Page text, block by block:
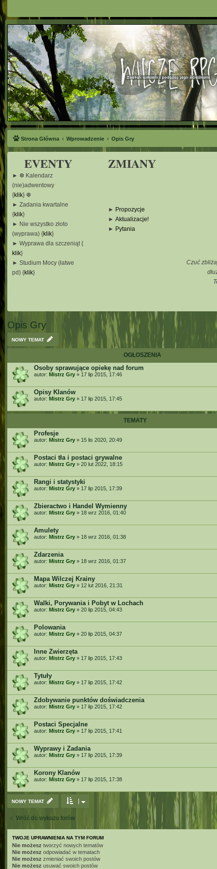
Strona Główna Wprowadzenie Opis Gry
EVENTY ZMIANY
► ❆ Kalendarz
(nie)adwentowy
{klik} ❆
► Zadania kwartalne
{klik}
► Nie wszystko złoto
(wyprawa) {klik}
► Wyprawa dla szczeniąt {
klik}
► Studium Mocy (łatwe
pd) {klik}
► Propozycje
► Aktualizacje!
► Pytania
Czuć
Opis Gry
NOWY TEMAT
OGŁOSZENIA
Osoby sprawujące opiekę nad forum
autor: Mistrz Gry » 17 lip 2015, 17:46
Opisy Klanów
autor: Mistrz Gry » 17 lip 2015, 17:45
TEMATY
Profesje
autor: Mistrz Gry » 15 lis 2020, 20:49
Postaci tła i postaci grywalne
autor: Mistrz Gry » 20 lut 2022, 18:15
Rangi i statystyki
autor: Mistrz Gry » 17 lip 2015, 17:39
Zbieractwo i Handel Wymienny
autor: Mistrz Gry » 18 wrz 2016, 01:40
Amulety
autor: Mistrz Gry » 18 wrz 2016, 01:38
Zdarzenia
autor: Mistrz Gry » 18 wrz 2016, 01:37
Mapa Wilczej Krainy
autor: Mistrz Gry » 12 lut 2016, 21:31
Walki, Porywania i Pobyt w Lochach
autor: Mistrz Gry » 20 lip 2015, 04:43
Polowania
autor: Mistrz Gry » 20 lip 2015, 04:37
Inne Zwierzęta
autor: Mistrz Gry » 17 lip 2015, 17:43
Tytuły
autor: Mistrz Gry » 17 lip 2015, 17:42
Zdobywanie punktów doświadczenia
autor: Mistrz Gry » 17 lip 2015, 17:42
Postaci Specjalne
autor: Mistrz Gry » 17 lip 2015, 17:41
Wyprawy i Zadania
autor: Mistrz Gry » 17 lip 2015, 17:39
Korony Klanów
autor: Mistrz Gry » 17 lip 2015, 17:38
NOWY TEMAT
Wróć do wykazu forów
TWOJE UPRAWNIENIA NA TYM FORUM
Nie możesz tworzyć nowych tematów
Nie możesz odpowiadać w tematach
Nie możesz zmieniać swoich postów
Nie możesz usuwać swoich postów